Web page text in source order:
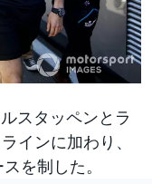
スタッペンとラ
インに加わり、
を制した。